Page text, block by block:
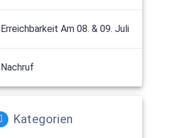
Erreichbarkeit Am 08. & 09. Juli
Nachruf
Kategorien